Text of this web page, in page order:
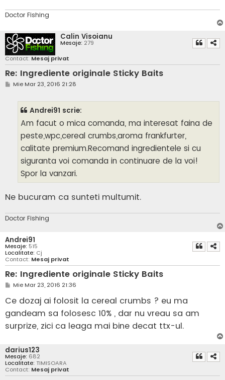
Doctor Fishing
Calin Visoianu
Mesaje: 279
Contact: Mesaj privat
Re: Ingrediente originale Sticky Baits
M
Mie Mar 23, 2016 21:28
Andrei91 scrie:
Am facut o mica comanda, ma interesat faina de
peste,wpc,cereal crumbs,aroma frankfurter,
calitate premium.Recomand ingredientele si cu
siguranta voi comanda in continuare de la voi!
Spor la vanzari.
Ne bucuram ca sunteti multumit.
Doctor Fishing
Andrei91
Mesaje: 515
Localitate: Cj
Contact: Mesaj privat
Re: Ingrediente originale Sticky Baits
M
s
a
j
Mie Mar 23, 2016 21:36
Ce dozaj ai folosit la cereal crumbs ? eu ma
gandeam sa folosesc 10% , dar nu vreau sa am
surprize, zici ca leaga mai bine decat ttx-ul.
darius123
Mesaje: 682
Localitate: TIMISOARA
Contact: Mesaj privat